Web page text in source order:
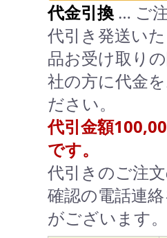
代金引換 … ご
代引き発送い
品お受け取り
社の方に代金
ださい。
代引金額
です。
代引きのご注
確認の電話連
がございます。